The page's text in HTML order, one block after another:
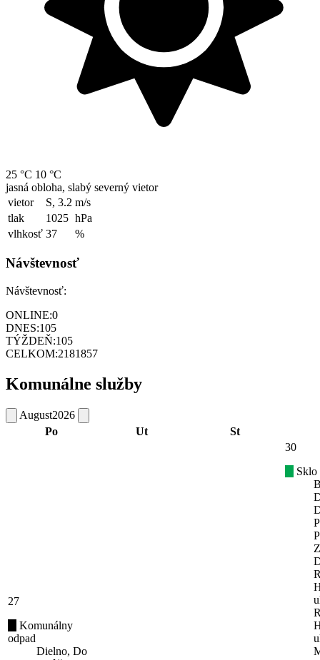
25 °C 10 °C
jasná obloha, slabý severný vietor
vietor
S, 3.2 m/s
tlak
1025 hPa
vlhkosť 37 %
Návštevnosť
Návštevnosť:
ONLINE:0
DNES:105
TÝŽDEŇ:105
CELKOM:2181857
Komunálne služby
August2026
Po
Ut St
27
Komunálny
odpad
Dielno, Do
30
Sklo